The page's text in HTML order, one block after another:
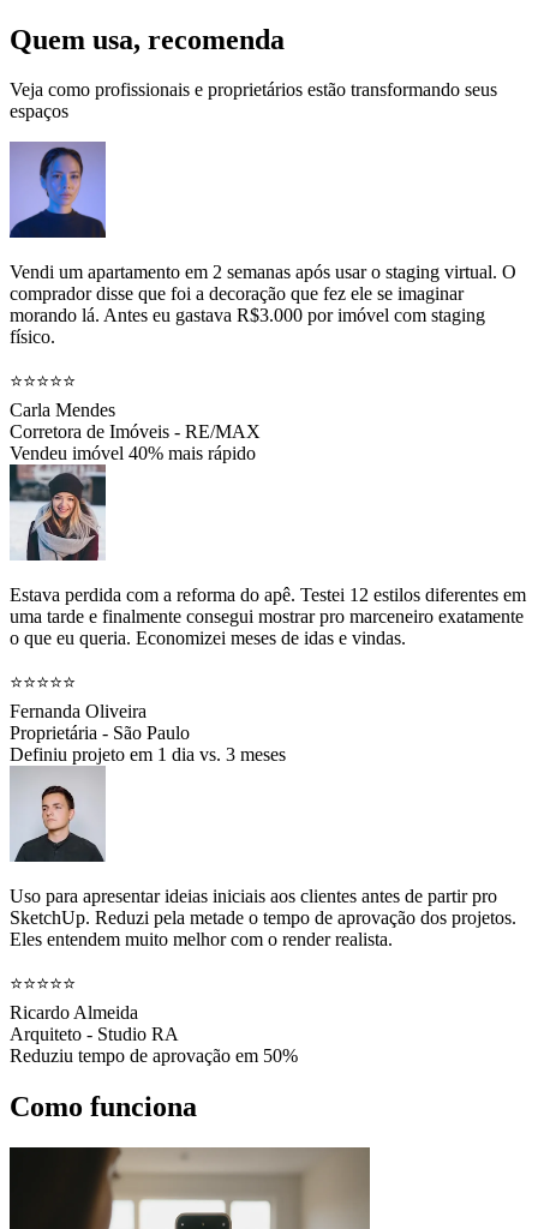
Quem usa, recomenda
Veja como profissionais e proprietários estão transformando seus
espaços
Vendi um apartamento em 2 semanas após usar o staging virtual. O
comprador disse que foi a decoração que fez ele se imaginar
morando lá. Antes eu gastava R$3.000 por imóvel com staging
físico.
⭐⭐⭐⭐⭐
Carla Mendes
Corretora de Imóveis - RE/MAX
Vendeu imóvel 40% mais rápido
Estava perdida com a reforma do apê. Testei 12 estilos diferentes em
uma tarde e finalmente consegui mostrar pro marceneiro exatamente
o que eu queria. Economizei meses de idas e vindas.
⭐⭐⭐⭐⭐
Fernanda Oliveira
Proprietária - São Paulo
Definiu projeto em 1 dia vs. 3 meses
Uso para apresentar ideias iniciais aos clientes antes de partir pro
SketchUp. Reduzi pela metade o tempo de aprovação dos projetos.
Eles entendem muito melhor com o render realista.
⭐⭐⭐⭐⭐
Ricardo Almeida
Arquiteto - Studio RA
Reduziu tempo de aprovação em 50%
Como funciona